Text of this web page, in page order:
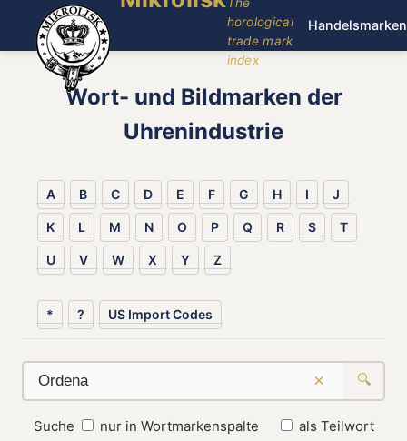
horological
trade mark
index
Handelsmarken
Wort- und Bildmarken der
Uhrenindustrie
A B C D E F G H I J
K L M N O P Q R S T
U V W X Y Z
* ? US Import Codes
× 🔍
Suche nur in Wortmarkenspalte als Teilwort